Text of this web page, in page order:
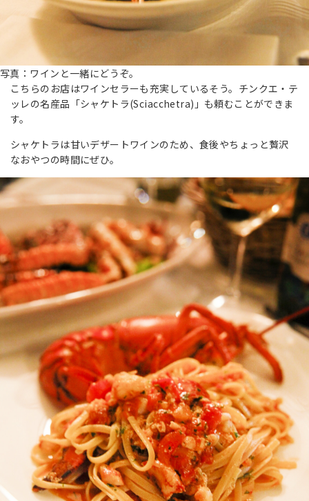
写真：ワインと一緒にどうぞ。
こちらのお店はワインセラーも充実しているそう。チンクエ・テ
ッレの名産品「シャケトラ(Sciacchetra)」も頼むことができま
す。
シャケトラは甘いデザートワインのため、食後やちょっと贅沢
なおやつの時間にぜひ。